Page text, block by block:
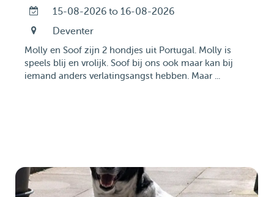
15-08-2026 to 16-08-2026
Deventer
Molly en Soof zijn 2 hondjes uit Portugal. Molly is
speels blij en vrolijk. Soof bij ons ook maar kan bij
iemand anders verlatingsangst hebben. Maar ...